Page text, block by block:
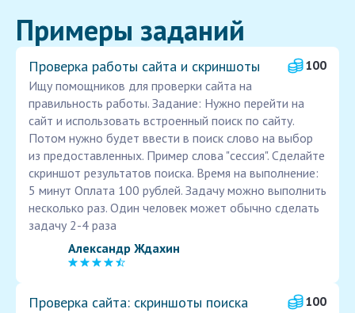
Примеры заданий
Проверка работы сайта и скриншоты
100
Ищу помощников для проверки сайта на
правильность работы. Задание: Нужно перейти на
сайт и использовать встроенный поиск по сайту.
Потом нужно будет ввести в поиск слово на выбор
из предоставленных. Пример слова "сессия". Сделайте
скриншот результатов поиска. Время на выполнение:
5 минут Оплата 100 рублей. Задачу можно выполнить
несколько раз. Один человек может обычно сделать
задачу 2-4 раза
Александр Ждахин
Проверка сайта: скриншоты поиска
100